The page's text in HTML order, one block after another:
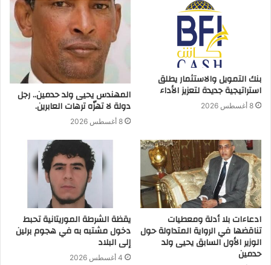
بنك التمويل والاستثمار يطلق
استراتيجية جديدة لتعزيز الأداء
8 أغسطس 2026
المهندس يحيى ولد حدمين.. رجل
دولة لا تهزّه ترهات العابرين.
8 أغسطس 2026
ادعاءات بلا أدلة ومعطيات
تناقضها في الرواية المتداولة حول
الوزير الأول السابق يحيى ولد
حدمين
يقظة الشرطة الموريتانية تحبط
دخول مشتبه به في هجوم برلين
إلى البلاد
4 أغسطس 2026